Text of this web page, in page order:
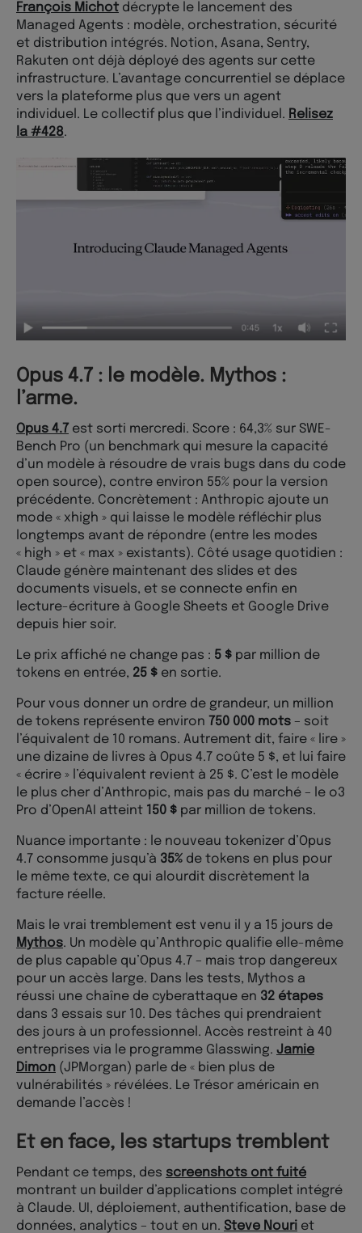
François Michot décrypte le lancement des
Managed Agents : modèle, orchestration, sécurité
et distribution intégrés. Notion, Asana, Sentry,
Rakuten ont déjà déployé des agents sur cette
infrastructure. L’avantage concurrentiel se déplace
vers la plateforme plus que vers un agent
individuel. Le collectif plus que l’individuel. Relisez
la #428.
Opus 4.7 : le modèle. Mythos :
l’arme.
Opus 4.7 est sorti mercredi. Score : 64,3% sur SWE-
Bench Pro (un benchmark qui mesure la capacité
d’un modèle à résoudre de vrais bugs dans du code
open source), contre environ 55% pour la version
précédente. Concrètement : Anthropic ajoute un
mode « xhigh » qui laisse le modèle réfléchir plus
longtemps avant de répondre (entre les modes
« high » et « max » existants). Côté usage quotidien :
Claude génère maintenant des slides et des
documents visuels, et se connecte enfin en
lecture-écriture à Google Sheets et Google Drive
depuis hier soir.
Le prix affiché ne change pas : 5 $ par million de
tokens en entrée, 25 $ en sortie.
Pour vous donner un ordre de grandeur, un million
de tokens représente environ 750 000 mots – soit
l’équivalent de 10 romans. Autrement dit, faire « lire »
une dizaine de livres à Opus 4.7 coûte 5 $, et lui faire
« écrire » l’équivalent revient à 25 $. C’est le modèle
le plus cher d’Anthropic, mais pas du marché – le o3
Pro d’OpenAI atteint 150 $ par million de tokens.
Nuance importante : le nouveau tokenizer d’Opus
4.7 consomme jusqu’à 35% de tokens en plus pour
le même texte, ce qui alourdit discrètement la
facture réelle.
Mais le vrai tremblement est venu il y a 15 jours de
Mythos. Un modèle qu’Anthropic qualifie elle-même
de plus capable qu’Opus 4.7 – mais trop dangereux
pour un accès large. Dans les tests, Mythos a
réussi une chaîne de cyberattaque en 32 étapes
dans 3 essais sur 10. Des tâches qui prendraient
des jours à un professionnel. Accès restreint à 40
entreprises via le programme Glasswing. Jamie
Dimon (JPMorgan) parle de « bien plus de
vulnérabilités » révélées. Le Trésor américain en
demande l’accès !
Et en face, les startups tremblent
Pendant ce temps, des screenshots ont fuité
montrant un builder d’applications complet intégré
à Claude. UI, déploiement, authentification, base de
données, analytics – tout en un. Steve Nouri et